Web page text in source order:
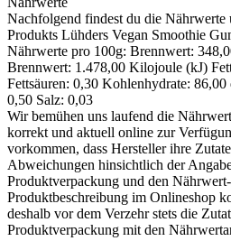
Nachfolgend findest du die Nährwerte
Produkts Lühders Vegan Smoothie
Nährwerte pro 100g: Brennwert:
Brennwert: 1.478,00 Kilojoule (kJ)
Fettsäuren: 0,30 Kohlenhydrate:
0,50 Salz: 0,03
Wir bemühen uns laufend die
korrekt und aktuell online zur
vorkommen, dass Hersteller ihre
Abweichungen hinsichtlich der
Produktverpackung und den
Produktbeschreibung im Onlineshop
deshalb vor dem Verzehr stets die
Produktverpackung mit den